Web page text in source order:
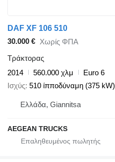
DAF XF 106 510
30.000 € Χωρίς ΦΠΑ
Τράκτορας
2014
560.000 χλμ
Euro 6
Ισχύς 510 ίπποδύναμη (375 kW)
Ελλάδα, Giannitsa
AEGEAN TRUCKS